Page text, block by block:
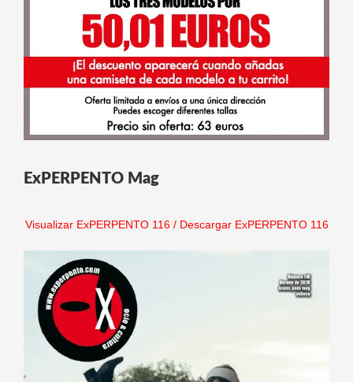
ExPERPENTO Mag
Visualizar ExPERPENTO 116/ Descargar ExPERPENTO 116